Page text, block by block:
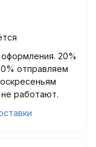
20%
отправляем
работают.